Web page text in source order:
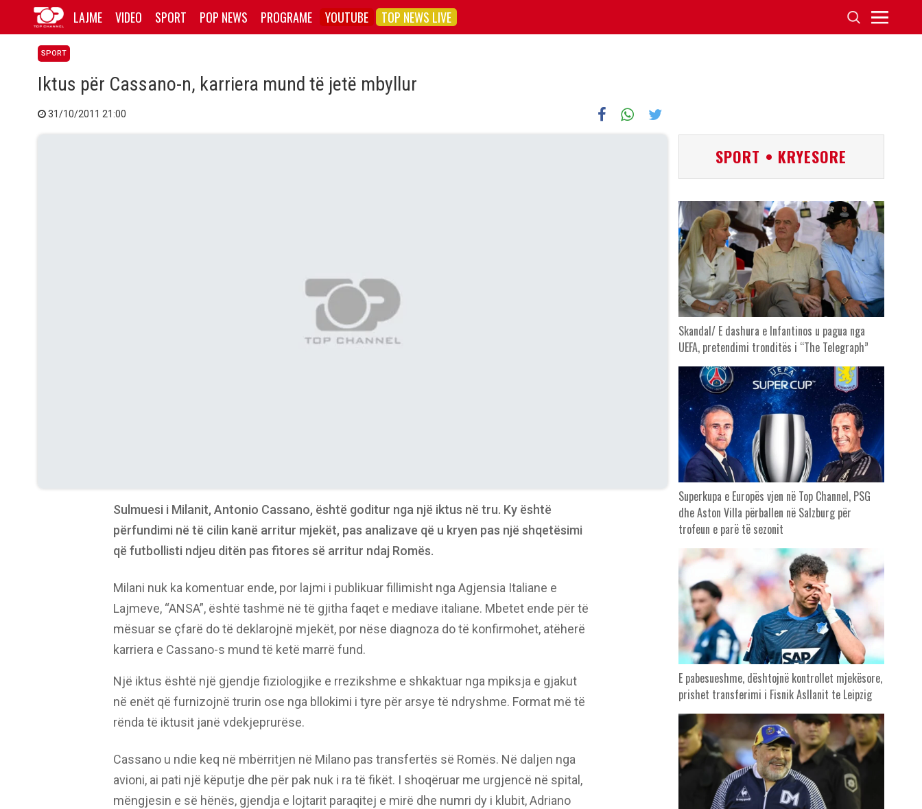
LAJME VIDEO SPORT POP NEWS PROGRAME YOUTUBE TOP NEWS LIVE
SPORT
Iktus për Cassano-n, karriera mund të jetë mbyllur
31/10/2011 21:00
Sulmuesi i Milanit, Antonio Cassano, është goditur nga një iktus në tru. Ky është
përfundimi në të cilin kanë arritur mjekët, pas analizave që u kryen pas një shqetësimi
që futbollisti ndjeu ditën pas fitores së arritur ndaj Romës.
Milani nuk ka komentuar ende, por lajmi i publikuar fillimisht nga Agjensia Italiane e
Lajmeve, “ANSA”, është tashmë në të gjitha faqet e mediave italiane. Mbetet ende për të
mësuar se çfarë do të deklarojnë mjekët, por nëse diagnoza do të konfirmohet, atëherë
karriera e Cassano-s mund të ketë marrë fund.
Një iktus është një gjendje fiziologjike e rrezikshme e shkaktuar nga mpiksja e gjakut
në enët që furnizojnë trurin ose nga bllokimi i tyre për arsye të ndryshme. Format më të
rënda të iktusit janë vdekjeprurëse.
Cassano u ndie keq në mbërritjen në Milano pas transfertës së Romës. Në daljen nga
avioni, ai pati një këputje dhe për pak nuk i ra të fikët. I shoqëruar me urgjencë në spital,
mëngjesin e së hënës, gjendja e lojtarit paraqitej e mirë dhe numri dy i klubit, Adriano
SPORT • KRYESORE
Skandal/ E dashura e Infantinos u pagua nga
UEFA, pretendimi tronditës i “The Telegraph”
Superkupa e Europës vjen në Top Channel, PSG
dhe Aston Villa përballen në Salzburg për
trofeun e parë të sezonit
E pabesueshme, dështojnë kontrollet mjekësore,
prishet transferimi i Fisnik Asllanit te Leipzig